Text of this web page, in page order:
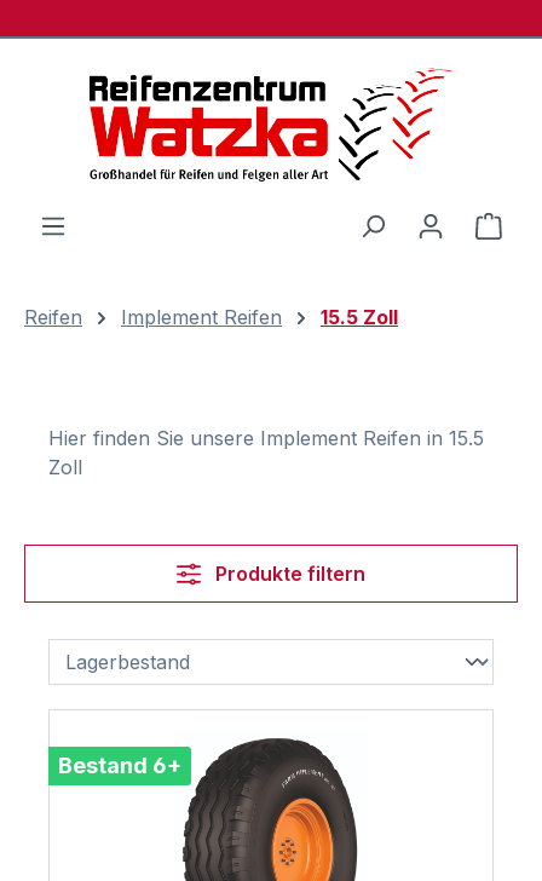
Reifen Implement Reifen 15.5 Zoll
Hier finden Sie unsere Implement Reifen in 15.5
Zoll
Produkte filtern
Bestand 6+